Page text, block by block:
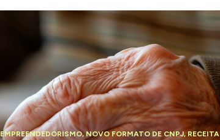
EMPREENDEDORISMO,NOVO FORMATO DE CNPJ,RECEITA